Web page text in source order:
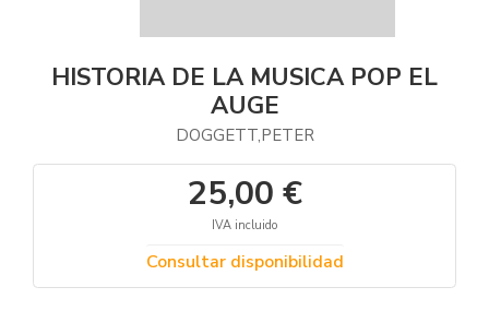
HISTORIA DE LA MUSICA POP EL
AUGE
DOGGETT,PETER
25,00 €
IVA incluido
Consultar disponibilidad